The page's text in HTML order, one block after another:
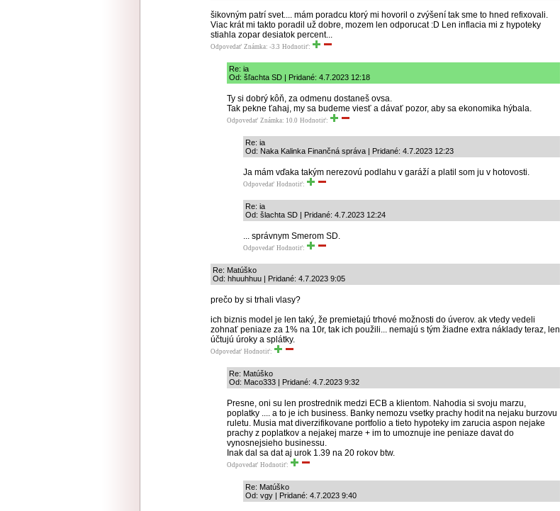
šikovným patrí svet.... mám poradcu ktorý mi hovoril o zvýšení tak sme to hned refixovali.
Viac krát mi takto poradil už dobre, mozem len odporucat :D Len inflacia mi z hypoteky
stiahla zopar desiatok percent...
Odpovedať Známka: -3.3 Hodnotiť:
Re: ia
Od: šľachta SD | Pridané: 4.7.2023 12:18
Ty si dobrý kôň, za odmenu dostaneš ovsa.
Tak pekne ťahaj, my sa budeme viesť a dávať pozor, aby sa ekonomika hýbala.
Odpovedať Známka: 10.0 Hodnotiť:
Re: ia
Od: Naka Kalinka Finančná správa | Pridané: 4.7.2023 12:23
Ja mám vďaka takým nerezovú podlahu v garáží a platil som ju v hotovosti.
Odpovedať Hodnotiť:
Re: ia
Od: šlachta SD | Pridané: 4.7.2023 12:24
... správnym Smerom SD.
Odpovedať Hodnotiť:
Re: Matúško
Od: hhuuhhuu | Pridané: 4.7.2023 9:05
prečo by si trhali vlasy?
ich biznis model je len taký, že premietajú trhové možnosti do úverov. ak vtedy vedeli
zohnať peniaze za 1% na 10r, tak ich použili... nemajú s tým žiadne extra náklady teraz, len
účtujú úroky a splátky.
Odpovedať Hodnotiť:
Re: Matúško
Od: Maco333 | Pridané: 4.7.2023 9:32
Presne, oni su len prostrednik medzi ECB a klientom. Nahodia si svoju marzu,
poplatky .... a to je ich business. Banky nemozu vsetky prachy hodit na nejaku burzovu
ruletu. Musia mat diverzifikovane portfolio a tieto hypoteky im zarucia aspon nejake
prachy z poplatkov a nejakej marze + im to umoznuje ine peniaze davat do
vynosnejsieho businessu.
Inak dal sa dat aj urok 1.39 na 20 rokov btw.
Odpovedať Hodnotiť:
Re: Matúško
Od: vgy | Pridané: 4.7.2023 9:40